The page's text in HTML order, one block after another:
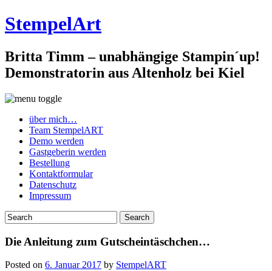
StempelArt
Britta Timm – unabhängige Stampin´up!
Demonstratorin aus Altenholz bei Kiel
über mich…
Team StempelART
Demo werden
Gastgeberin werden
Bestellung
Kontaktformular
Datenschutz
Impressum
Die Anleitung zum Gutscheintäschchen…
Posted on 6. Januar 2017 by StempelART